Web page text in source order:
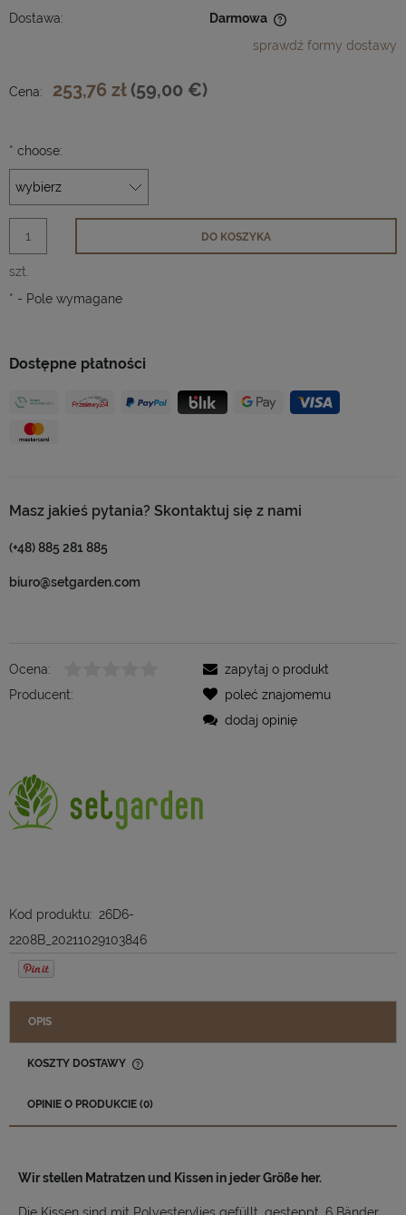
Dostawa:
Darmowa
sprawdź formy dostawy
Dostępne płatności
Masz jakieś pytania? Skontaktuj się z nami
(+48) 885 281 885
biuro@setgarden.com
Cena: 253,76 zł (59,00 €)
* choose:
szt.
DO KOSZYKA
* - Pole wymagane
Ocena:
Producent:
Kod produktu: 26D6-
2208B_20211029103846
zapytaj o produkt
poleć znajomemu
dodaj opinię
OPIS
KOSZTY DOSTAWY
OPINIE O PRODUKCIE (0)
Wir stellen Matratzen und Kissen in jeder Größe her.
Die Kissen sind mit Polyestervlies gefüllt, gesteppt, 6 Bänder